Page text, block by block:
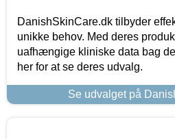
DanishSkinCare.dk tilbyder
unikke behov. Med deres
uafhængige kliniske data bag
her for at se deres udvalg.
Se udvalget på